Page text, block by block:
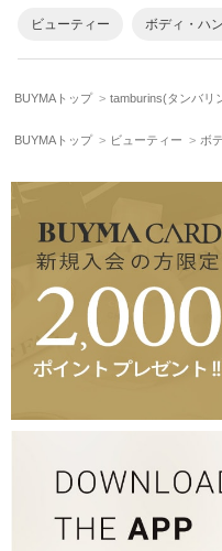
ビューティー ボディ・ハ
BUYMAトップ tamburins(タンバリ
BUYMAトップ ビューティー ボ